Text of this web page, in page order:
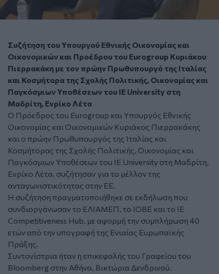
Συζήτηση του Υπουργού Εθνικής Οικονομίας και
Οικονομικών και Προέδρου του Eurogroup Κυριάκου
Πιερρακάκη με τον πρώην Πρωθυπουργό της Ιταλίας
και Κοσμήτορα της Σχολής Πολιτικής, Οικονομίας και
Παγκόσμιων Υποθέσεων του IE University στη
Μαδρίτη, Ενρίκο Λέτα
Ο Πρόεδρος του Εurogroup και Υπουργός Εθνικής
Οικονομίας και Οικονομικών Κυριάκος Πιερρακάκης
και ο πρώην Πρωθυπουργός της Ιταλίας και
Κοσμήτορας της Σχολής Πολιτικής, Οικονομίας και
Παγκόσμιων Υποθέσεων του IE University στη Μαδρίτη,
Ενρίκο Λέτα, συζήτησαν για το μέλλον της
ανταγωνιστικότητας στην ΕΕ.
Η συζήτηση πραγματοποιήθηκε σε εκδήλωση που
συνδιοργάνωσαν το ΕΛΙΑΜΕΠ, το ΙΟΒΕ και το IE
Competitiveness Hub, με αφορμή την συμπλήρωση 40
ετών από την υπογραφή της Ενιαίας Ευρωπαϊκής
Πράξης.
Συντονίστρια ήταν η επικεφαλής του Γραφείου του
Bloomberg στην Αθήνα, Βικτώρια Δενδρινού.